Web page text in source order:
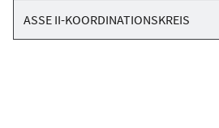
ASSE II-KOORDINATIONSKREIS